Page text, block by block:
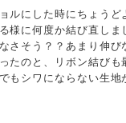
ルにした時にちょう
様に何度か結び直し
さそう？？あまり伸び
たのと、リボン結びも
もシワにならない生